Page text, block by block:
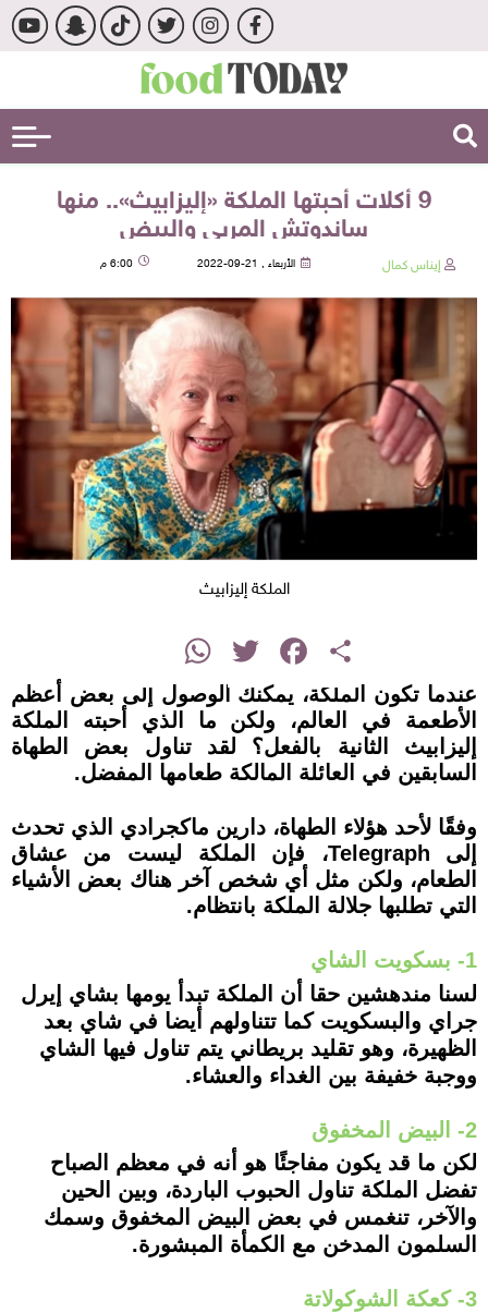
9 أكلات أحبتها الملكة «إليزابيث».. منها
ساندوتش المربى والبيض
إيناس كمال الأربعاء , 21-09-2022 6:00 م
الملكة إليزابيث
Share
Facebook
Twitter
WhatsApp
عندما تكون الملكة، يمكنك الوصول إلى بعض أعظم
الأطعمة في العالم، ولكن ما الذي أحبته الملكة
إليزابيث الثانية بالفعل؟ لقد تناول بعض الطهاة
السابقين في العائلة المالكة طعامها المفضل.
وفقًا لأحد هؤلاء الطهاة، دارين ماكجرادي الذي تحدث
إلى Telegraph، فإن الملكة ليست من عشاق
الطعام، ولكن مثل أي شخص آخر هناك بعض الأشياء
التي تطلبها جلالة الملكة بانتظام.
1- بسكويت الشاي
لسنا مندهشين حقا أن الملكة تبدأ يومها بشاي إيرل
جراي والبسكويت كما تتناولهم أيضا في شاي بعد
الظهيرة، وهو تقليد بريطاني يتم تناول فيها الشاي
ووجبة خفيفة بين الغداء والعشاء.
2- البيض المخفوق
لكن ما قد يكون مفاجئًا هو أنه في معظم الصباح
تفضل الملكة تناول الحبوب الباردة، وبين الحين
والآخر، تنغمس في بعض البيض المخفوق وسمك
السلمون المدخن مع الكمأة المبشورة.
3- كعكة الشوكولاتة